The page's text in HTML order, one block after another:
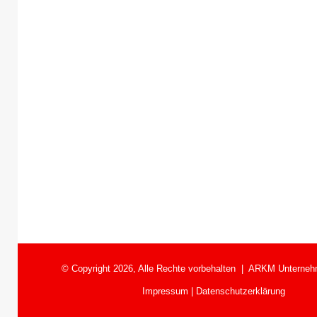
© Copyright 2026, Alle Rechte vorbehalten | ARKM
Impressum | Datenschutzerklärung